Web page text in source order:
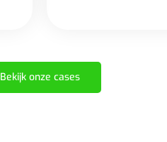
Bekijk onze cases